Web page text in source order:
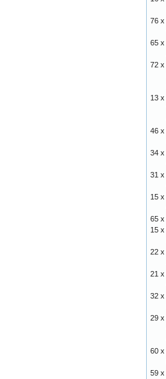
76 x
65 x
72 x
13 x
46 x
34 x
31 x
15 x
65 x
15 x
22 x
21 x
32 x
29 x
60 x
59 x